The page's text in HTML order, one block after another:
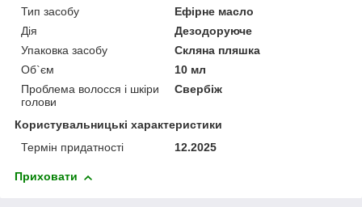
Тип засобу
Ефірне масло
Дія
Дезодоруюче
Упаковка засобу
Скляна пляшка
Об`єм
10 мл
Проблема волосся і шкіри
голови
Свербіж
Користувальницькі характеристики
Термін придатності
12.2025
Приховати